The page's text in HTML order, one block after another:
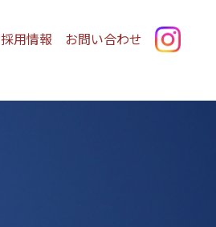
採用情報 お問い合わせ